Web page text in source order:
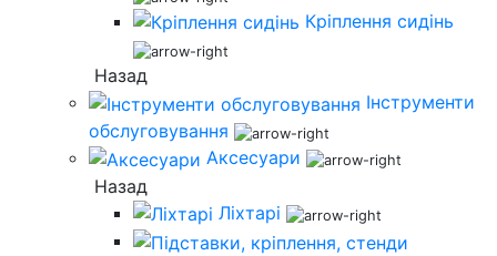
Кріплення сидінь
Назад
Інструменти
обслуговування
Аксесуари
Назад
Ліхтарі